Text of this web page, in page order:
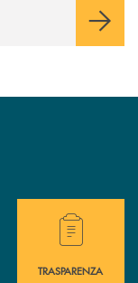
?&nbsp;
Hai bisogno di
TRASPARENZA